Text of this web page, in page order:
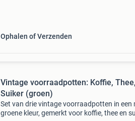
Ophalen of Verzenden
Vintage voorraadpotten: Koffie, Thee,
Suiker (groen)
Set van drie vintage voorraadpotten in een
groene kleur, gemerkt voor koffie, thee en